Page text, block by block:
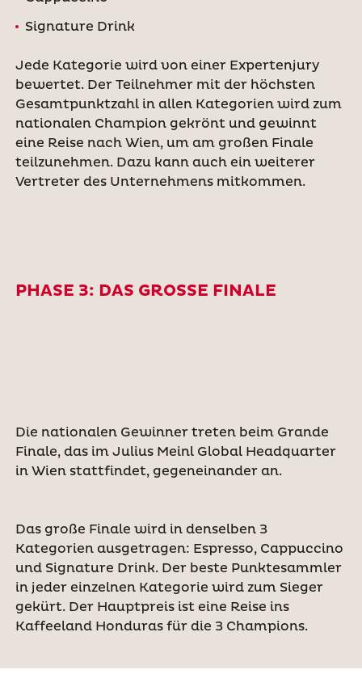
Signature Drink
Jede Kategorie wird von einer Expertenjury
bewertet. Der Teilnehmer mit der höchsten
Gesamtpunktzahl in allen Kategorien wird zum
nationalen Champion gekrönt und gewinnt
eine Reise nach Wien, um am großen Finale
teilzunehmen. Dazu kann auch ein weiterer
Vertreter des Unternehmens mitkommen.
PHASE 3: DAS GROSSE FINALE
Die nationalen Gewinner treten beim Grande
Finale, das im Julius Meinl Global Headquarter
in Wien stattfindet, gegeneinander an.
Das große Finale wird in denselben 3
Kategorien ausgetragen: Espresso, Cappuccino
und Signature Drink. Der beste Punktesammler
in jeder einzelnen Kategorie wird zum Sieger
gekürt. Der Hauptpreis ist eine Reise ins
Kaffeeland Honduras für die 3 Champions.